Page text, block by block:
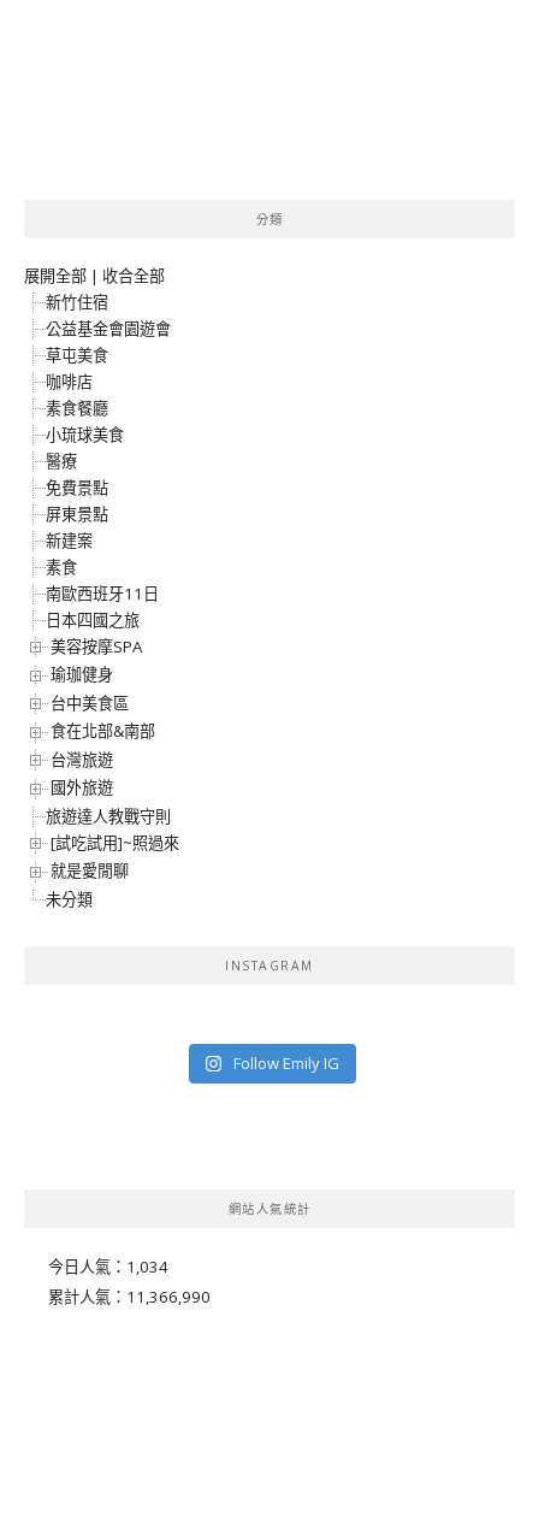
分類
展開全部 | 收合全部
新竹住宿
公益基金會園遊會
草屯美食
咖啡店
素食餐廳
小琉球美食
醫療
免費景點
屏東景點
新建案
素食
南歐西班牙11日
日本四國之旅
美容按摩SPA
瑜珈健身
台中美食區
食在北部&南部
台灣旅遊
國外旅遊
旅遊達人教戰守則
[試吃試用]~照過來
就是愛閒聊
未分類
INSTAGRAM
Follow Emily IG
網站人氣統計
今日人氣： 1,034
累計人氣： 11,366,990